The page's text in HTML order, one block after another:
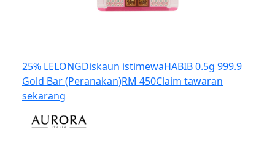
25% LELONGDiskaun istimewaHABIB 0.5g 999.9
Gold Bar (Peranakan)RM 450Claim tawaran
sekarang